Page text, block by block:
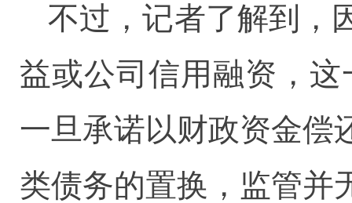
不过，记者了解到，
益或公司信用融资，
一旦承诺以财政资金偿
类债务的置换，监管并